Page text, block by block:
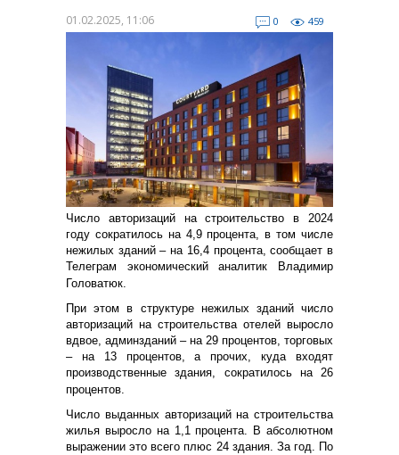
01.02.2025, 11:06 0 459
Число авторизаций на строительство в 2024
году сократилось на 4,9 процента, в том числе
нежилых зданий – на 16,4 процента, сообщает в
Телеграм экономический аналитик Владимир
Головатюк.
При этом в структуре нежилых зданий число
авторизаций на строительства отелей выросло
вдвое, админзданий – на 29 процентов, торговых
– на 13 процентов, а прочих, куда входят
производственные здания, сократилось на 26
процентов.
Число выданных авторизаций на строительства
жилья выросло на 1,1 процента. В абсолютном
выражении это всего плюс 24 здания. За год. По